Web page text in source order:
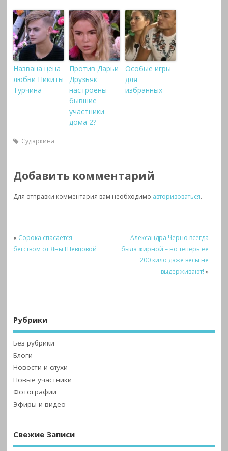
Названа цена
любви Никиты
Турчина
Против Дарьи
Друзьяк
настроены
бывшие
участники
дома 2?
Особые игры
для
избранных
Сударкина
Добавить комментарий
Для отправки комментария вам необходимо авторизоваться.
« Сорока спасается
бегством от Яны Шевцовой
Александра Черно всегда
была жирной – но теперь ее
200 кило даже весы не
выдерживают! »
Рубрики
Без рубрики
Блоги
Новости и слухи
Новые участники
Фотографии
Эфиры и видео
Свежие Записи